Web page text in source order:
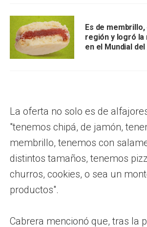
Es de
región y logró la
en el Mundial
La oferta no solo es de
"tenemos chipá, de jamón,
membrillo, tenemos con
distintos tamaños, tenemos
churros, cookies, o sea un
productos".
Cabrera mencionó que, tras la